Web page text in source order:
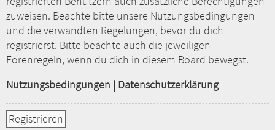
zuweisen. Beachte bitte unsere Nutzungsbedingungen
und die verwandten Regelungen, bevor du dich
registrierst. Bitte beachte auch die jeweiligen
Forenregeln, wenn du dich in diesem Board bewegst.
Nutzungsbedingungen | Datenschutzerklärung
Registrieren